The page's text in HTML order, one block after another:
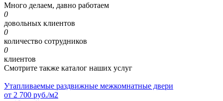
Много делаем, давно работаем
0
довольных клиентов
0
количество сотрудников
0
клиентов
Смотрите также каталог наших услуг
Утапливаемые раздвижные межкомнатные двери
от 2 700 руб./м2